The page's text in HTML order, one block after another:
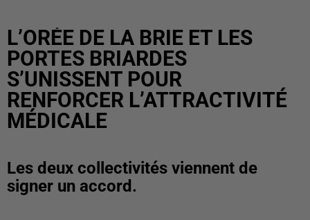
L’ORÉE DE LA BRIE ET LES
PORTES BRIARDES
S’UNISSENT POUR
RENFORCER L’ATTRACTIVITÉ
MÉDICALE
Les deux collectivités viennent de
signer un accord.